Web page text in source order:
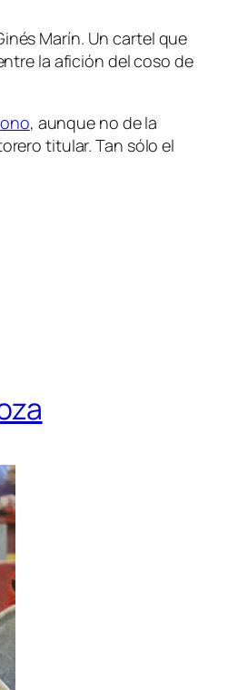
Marín. Un cartel que
la afición del coso de
, aunque no de la
titular. Tan sólo el